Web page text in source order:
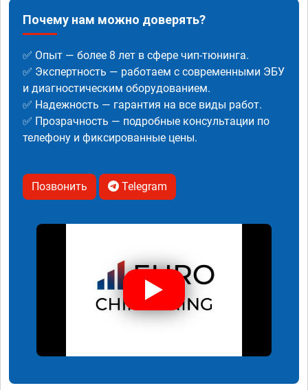
Почему нам можно доверять?
✅ Опыт — более 8 лет в сфере чип-тюнинга.
✅ Экспертность — работаем с современными ЭБУ
и диагностическим оборудованием.
✅ Надежность — гарантия на все виды работ.
✅ Прозрачность — подробные консультации по
телефону и фиксированные цены.
Позвонить Telegram